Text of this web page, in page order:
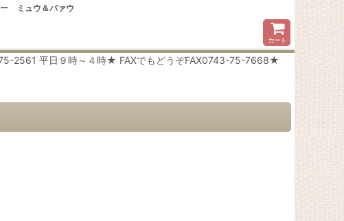
ー ミュウ＆バァウ
カート
2561 平日９時～４時★ FAXでもどうぞFAX0743-75-7668★